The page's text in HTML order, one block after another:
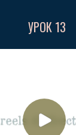
УРОК 13